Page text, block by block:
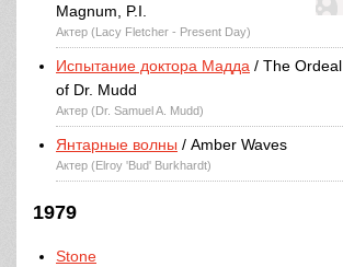
Magnum, P.I.
Актер (Lacy Fletcher - Present Day)
Испытание доктора Мадда / The Ordeal
of Dr. Mudd
Актер (Dr. Samuel A. Mudd)
Янтарные волны / Amber Waves
Актер (Elroy 'Bud' Burkhardt)
1979
Stone